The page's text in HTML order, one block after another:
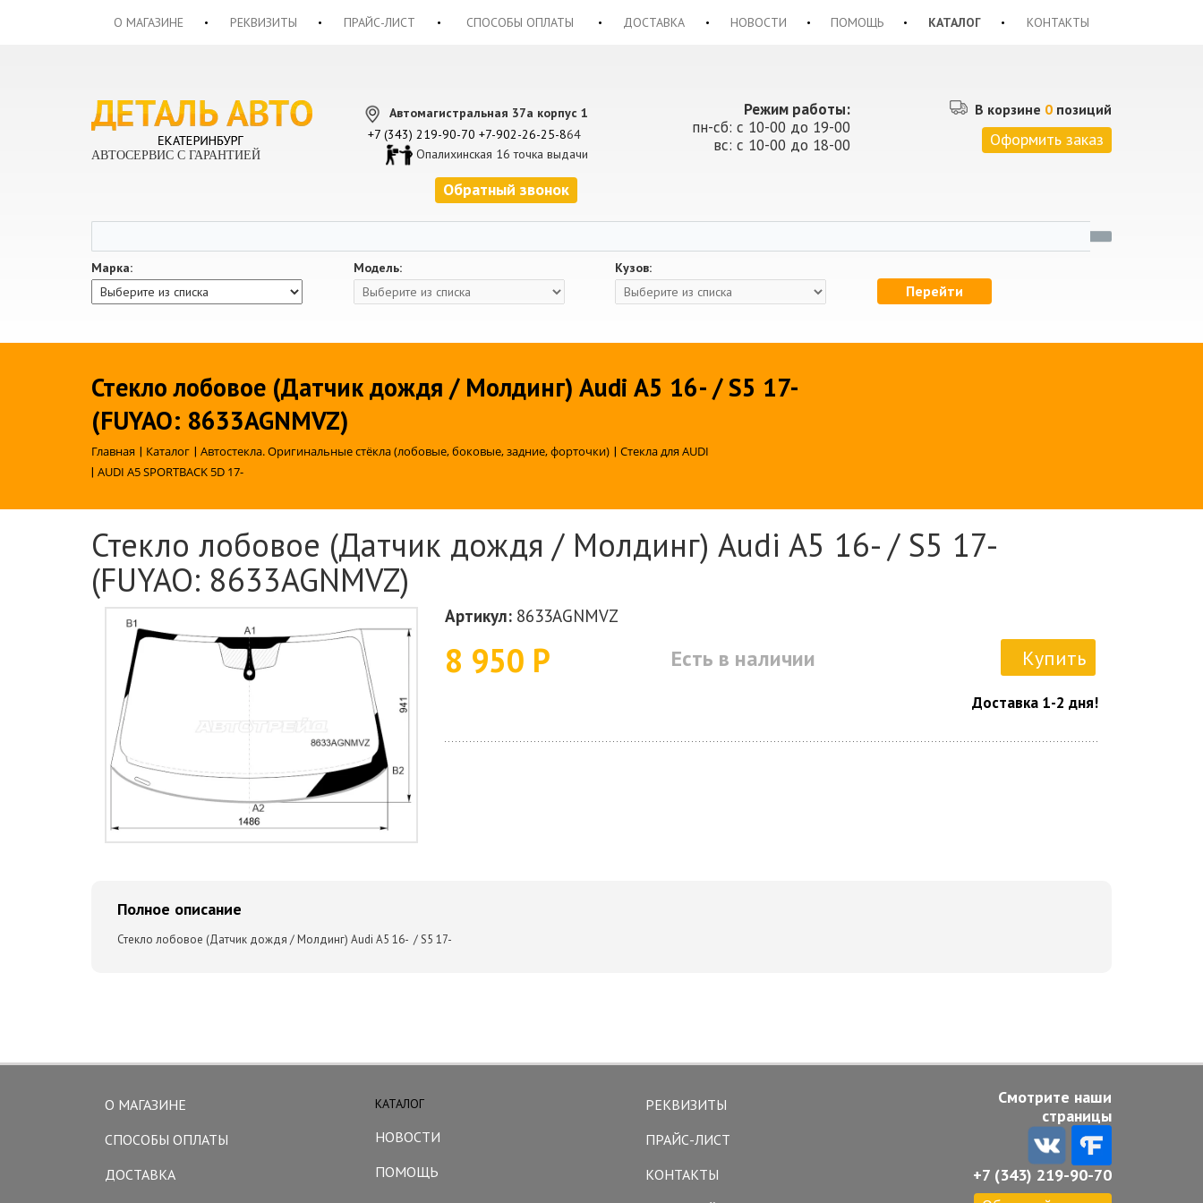
О МАГАЗИНЕ РЕКВИЗИТЫ ПРАЙС-ЛИСТ СПОСОБЫ ОПЛАТЫ ДОСТАВКА НОВОСТИ ПОМОЩЬ КАТАЛОГ КОНТАКТЫ
АВТОСЕРВИС С ГАРАНТИЕЙ
Автомагистральная 37а корпус 1
+7 (343) 219-90-70 +7-902-26-25-864
Опалихинская 16 точка выдачи
Обратный звонок
Режим работы:
пн-сб: с 10-00 до 19-00
вс: с 10-00 до 18-00
В корзине 0 позиций
Оформить заказ
Марка: Модель: Кузов:
Перейти
Стекло лобовое (Датчик дождя / Молдинг) Audi A5 16- / S5 17-
(FUYAO: 8633AGNMVZ)
Главная | Каталог | Автостекла. Оригинальные стёкла (лобовые, боковые, задние, форточки) | Стекла для AUDI
| AUDI A5 SPORTBACK 5D 17-
Стекло лобовое (Датчик дождя / Молдинг) Audi A5 16- / S5 17-
(FUYAO: 8633AGNMVZ)
Артикул: 8633AGNMVZ
8 950 Р Есть в наличии Купить
Доставка 1-2 дня!
Полное описание
Стекло лобовое (Датчик дождя / Молдинг) Audi A5 16- / S5 17-
О МАГАЗИНЕ
СПОСОБЫ ОПЛАТЫ
ДОСТАВКА
КАТАЛОГ
НОВОСТИ
ПОМОЩЬ
РЕКВИЗИТЫ
ПРАЙС-ЛИСТ
КОНТАКТЫ
Смотрите наши
страницы
+7 (343) 219-90-70